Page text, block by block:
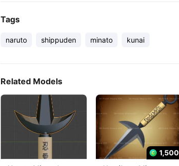
Tags
naruto shippuden minato kunai
Related Models
1,500